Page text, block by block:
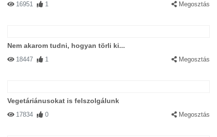
16951 1 Megosztás
Nem akarom tudni, hogyan törli ki...
18447 1 Megosztás
Vegetáriánusokat is felszolgálunk
17834 0 Megosztás